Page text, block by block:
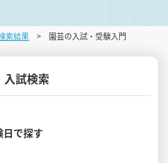
パスを探す
索結果 園芸の入試・受験入門
入試検索
日で探す